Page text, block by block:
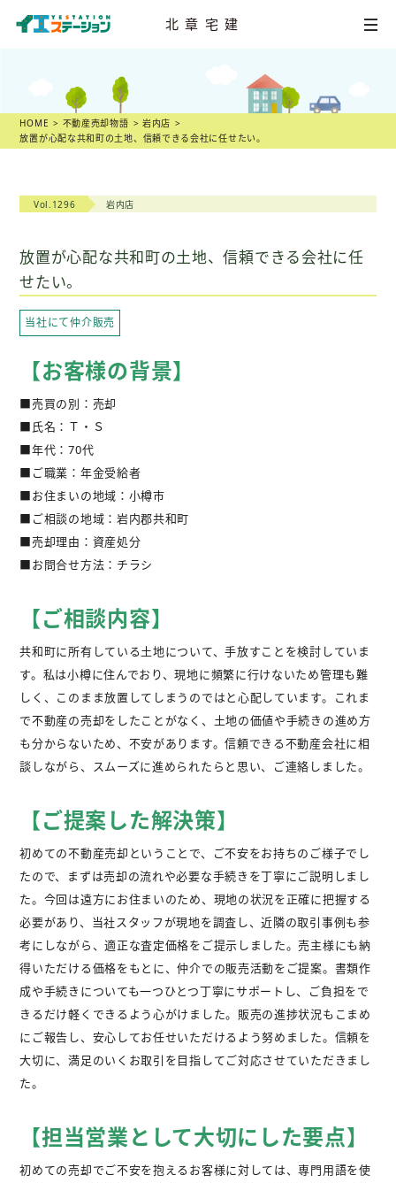
北章宅建
不動産売却相談
スタッフ紹介
不動産 売却物語
不動産市況
不動産売却のヒント
スタッフブログ
不動産購入
不動産 管理相談
会社案内
HOME 不動産売却物語
岩内店
放置が心配な共和町の土地、信頼できる会社に任せたい。
Vol.1296 岩内店
放置が心配な共和町の土地、信頼できる会社に任
せたい。
当社にて仲介販売
【お客様の背景】
■売買の別：売却
■氏名：Ｔ・Ｓ
■年代：70代
■ご職業：年金受給者
■お住まいの地域：小樽市
■ご相談の地域：岩内郡共和町
■売却理由：資産処分
■お問合せ方法：チラシ
【ご相談内容】
共和町に所有している土地について、手放すことを検討していま
す。私は小樽に住んでおり、現地に頻繁に行けないため管理も難
しく、このまま放置してしまうのではと心配しています。これま
で不動産の売却をしたことがなく、土地の価値や手続きの進め方
も分からないため、不安があります。信頼できる不動産会社に相
談しながら、スムーズに進められたらと思い、ご連絡しました。
【ご提案した解決策】
初めての不動産売却ということで、ご不安をお持ちのご様子でし
たので、まずは売却の流れや必要な手続きを丁寧にご説明しまし
た。今回は遠方にお住まいのため、現地の状況を正確に把握する
必要があり、当社スタッフが現地を調査し、近隣の取引事例も参
考にしながら、適正な査定価格をご提示しました。売主様にも納
得いただける価格をもとに、仲介での販売活動をご提案。書類作
成や手続きについても一つひとつ丁寧にサポートし、ご負担をで
きるだけ軽くできるよう心がけました。販売の進捗状況もこまめ
にご報告し、安心してお任せいただけるよう努めました。信頼を
大切に、満足のいくお取引を目指してご対応させていただきまし
た。
【担当営業として大切にした要点】
初めての売却でご不安を抱えるお客様に対しては、専門用語を使